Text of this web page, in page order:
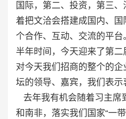
国际，第二、投资，第三
着把文洽会搭建成国内、
个合作、互动、交流的平
半年时间，今天迎来了第
对今天我们招商的整个的
坛的领导、嘉宾，我们表示
去年我有机会随着习主席
和南非，落实我们国家“一带